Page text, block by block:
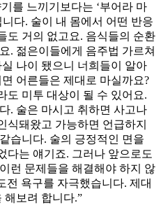
를 느끼기보다는 ‘부어라 마
다. 술이 내 몸에서 어떤 반응
도 거의 없고요. 음식들의 순환
. 젊은이들에게 음주법 가르쳐
나이 됐으니 너희들이 알아
어른들은 제대로 마실까요?
도 미투 대상이 될 수 있어요.
. 술은 마시고 취하면 사고나
식돼왔고 가능하면 언급하지
습니다. 술의 긍정적인 면을
다는 얘기죠. 그러나 앞으로도
런 문제들을 해결해야 하지 않
전 욕구를 자극했습니다. 제대
해보려 합니다.”